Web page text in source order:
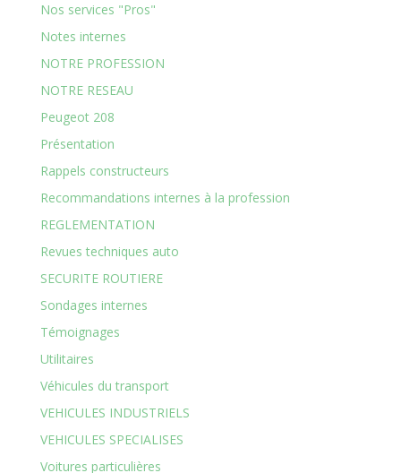
Nos services "Pros"
Notes internes
NOTRE PROFESSION
NOTRE RESEAU
Peugeot 208
Présentation
Rappels constructeurs
Recommandations internes à la profession
REGLEMENTATION
Revues techniques auto
SECURITE ROUTIERE
Sondages internes
Témoignages
Utilitaires
Véhicules du transport
VEHICULES INDUSTRIELS
VEHICULES SPECIALISES
Voitures particulières